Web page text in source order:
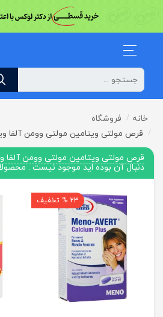
خانه
فروشگاه
قرص مولتی ویتامین مولتی وومن آلفا
قرص مولتی ویتامین مولتی وومن آلفا
دنبال آن بوده اید موجود نیست .
23 % تخفیف